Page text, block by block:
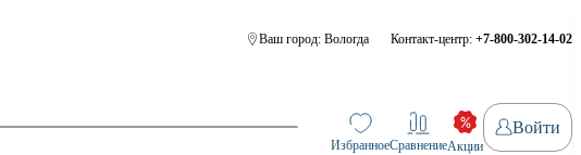
Ваш город: Вологда Контакт-центр: +7-800-302-14-02
ИзбранноеСравнениеАкции
Войти